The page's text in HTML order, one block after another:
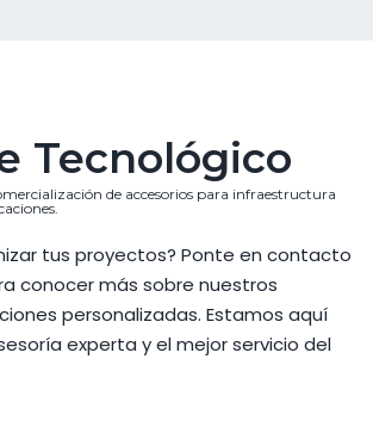
Tecnológico
de accesorios para infraestructura
tus proyectos? Ponte en contacto
conocer más sobre nuestros
personalizadas. Estamos aquí
experta y el mejor servicio del